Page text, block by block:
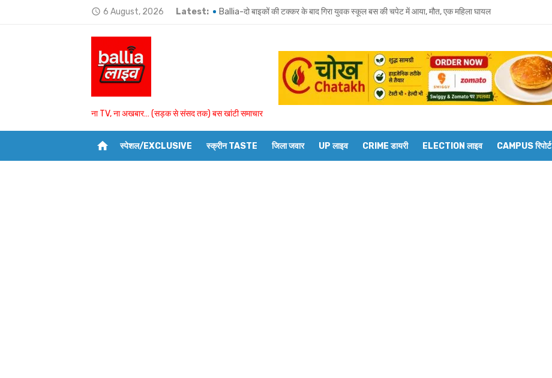
access_time 6 August, 2026 Latest: Ballia-दो बाइकों की टक्कर के बाद गिरा युवक स्कूल बस की चपेट में आया, मौत, एक महिला घायल
BSP विधायक उमाशंकर सिंह का निधन, मायावती ने जताया शोक
उभांव के दो घरों में सांप का कहर: झाड़-फूंक के चक्कर में महिला की मौत, परिवार की रक्षा में टॉमी ने गंवाई जान
बांसडीह में मछली पकड़ने गए युवक की डूबने से मौत
Ballia-भतीजे और भाई-भाभी के खिलाफ बहन ने दर्ज कराया मारपीट और धमकी देने का केस
ना TV, ना अखबार… (सड़क से संसद तक) बस खांटी समाचार
home स्पेशल/EXCLUSIVE स्क्रीन TASTE जिला जवार UP लाइव CRIME डायरी ELECTION लाइव CAMPUS रिपोर्ट